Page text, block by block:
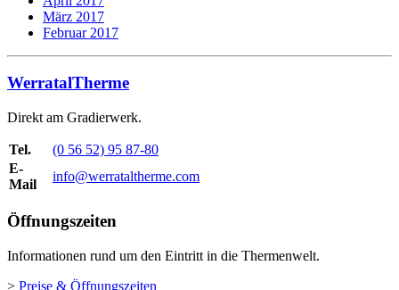
März 2017
Februar 2017
WerratalTherme
Direkt am Gradierwerk.
Tel.
(0 56 52) 95 87-80
E-
Mail
info@werrataltherme.com
Öffnungszeiten
Informationen rund um den Eintritt in die Thermenwelt.
> Preise & Öffnungszeiten